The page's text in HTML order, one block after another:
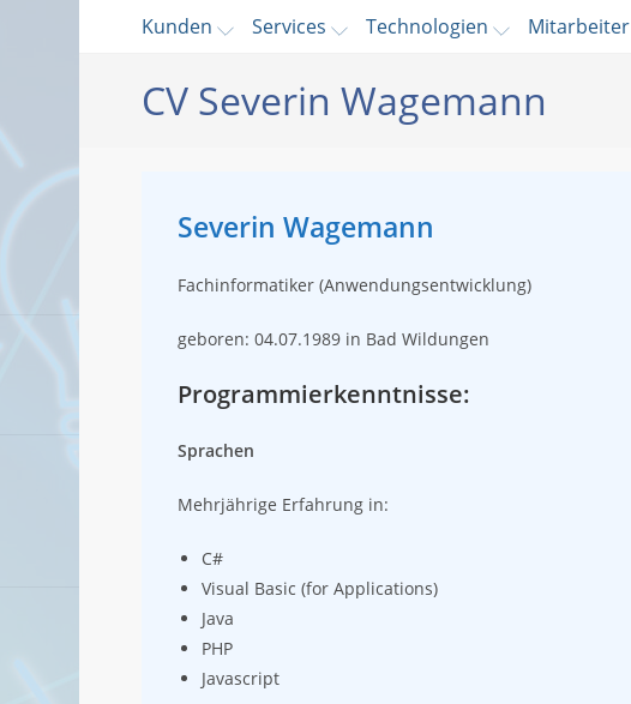
Kunden Services Technologien Mitarbeiter
CV Severin Wagemann
Severin Wagemann
Fachinformatiker (Anwendungsentwicklung)
geboren: 04.07.1989 in Bad Wildungen
Programmierkenntnisse:
Sprachen
Mehrjährige Erfahrung in:
C#
Visual Basic (for Applications)
Java
PHP
Javascript